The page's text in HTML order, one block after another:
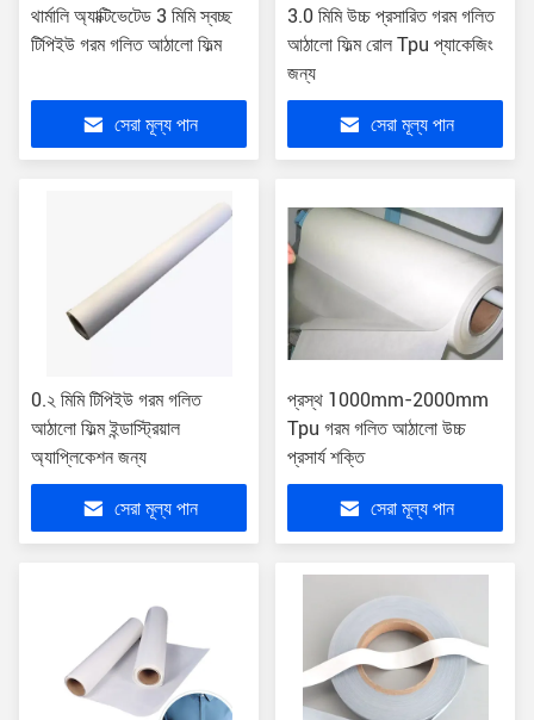
থার্মালি অ্যাক্টিভেটেড 3 মিমি স্বচ্ছ
টিপিইউ গরম গলিত আঠালো ফিল্ম
সেরা মূল্য পান
3.0 মিমি উচ্চ প্রসারিত গরম গলিত
আঠালো ফিল্ম রোল Tpu প্যাকেজিং
জন্য
সেরা মূল্য পান
0.২ মিমি টিপিইউ গরম গলিত
আঠালো ফিল্ম ইন্ডাস্ট্রিয়াল
অ্যাপ্লিকেশন জন্য
সেরা মূল্য পান
প্রস্থ 1000mm-2000mm
Tpu গরম গলিত আঠালো উচ্চ
প্রসার্য শক্তি
সেরা মূল্য পান